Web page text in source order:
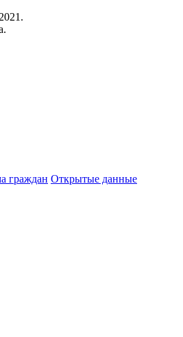
граждан Открытые данные